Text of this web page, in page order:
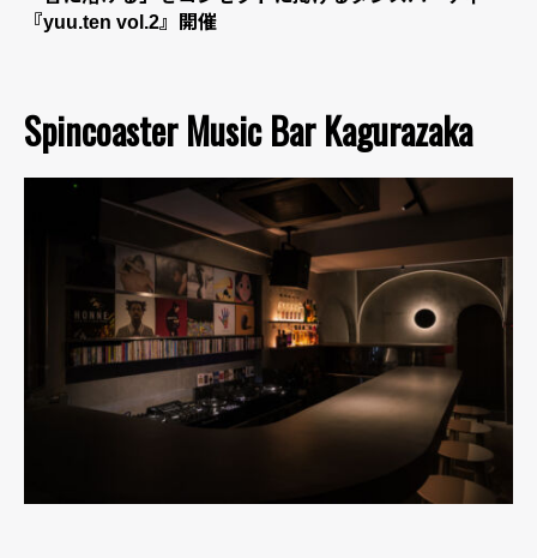
『yuu.ten vol.2』開催
Spincoaster Music Bar Kagurazaka